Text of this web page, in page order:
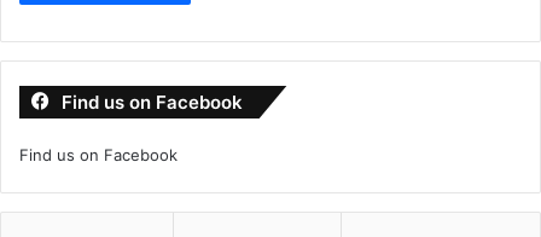
Find us on Facebook
Find us on Facebook